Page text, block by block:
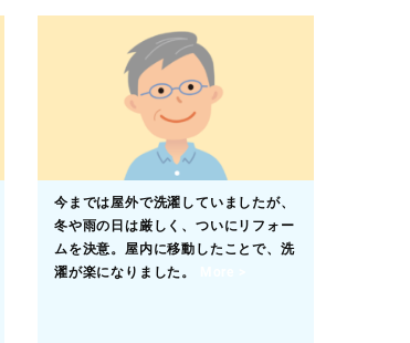
今までは屋外で洗濯していましたが、
冬や雨の日は厳しく、ついにリフォー
ムを決意。屋内に移動したことで、洗
濯が楽になりました。